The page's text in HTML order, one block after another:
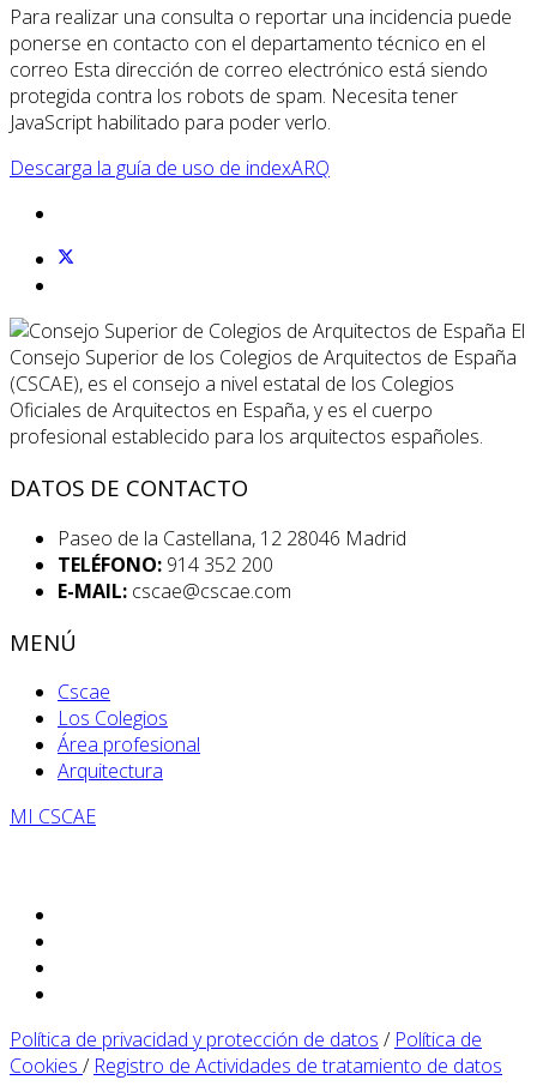
Para realizar una consulta o reportar una incidencia puede
ponerse en contacto con el departamento técnico en el
correo Esta dirección de correo electrónico está siendo
protegida contra los robots de spam. Necesita tener
JavaScript habilitado para poder verlo.
Descarga la guía de uso de indexARQ
El
Consejo Superior de los Colegios de Arquitectos de España
(CSCAE), es el consejo a nivel estatal de los Colegios
Oficiales de Arquitectos en España, y es el cuerpo
profesional establecido para los arquitectos españoles.
DATOS DE CONTACTO
Paseo de la Castellana, 12 28046 Madrid
TELÉFONO: 914 352 200
E-MAIL: cscae@cscae.com
MENÚ
Cscae
Los Colegios
Área profesional
Arquitectura
MI CSCAE
Política de privacidad y protección de datos / Política de
Cookies / Registro de Actividades de tratamiento de datos